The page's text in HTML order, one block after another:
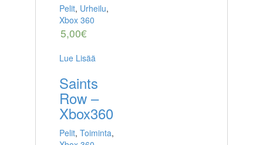
Pelit, Urheilu,
Xbox 360
5,00€
Lue Lisää
Saints
Row –
Xbox360
Pelit, Toiminta,